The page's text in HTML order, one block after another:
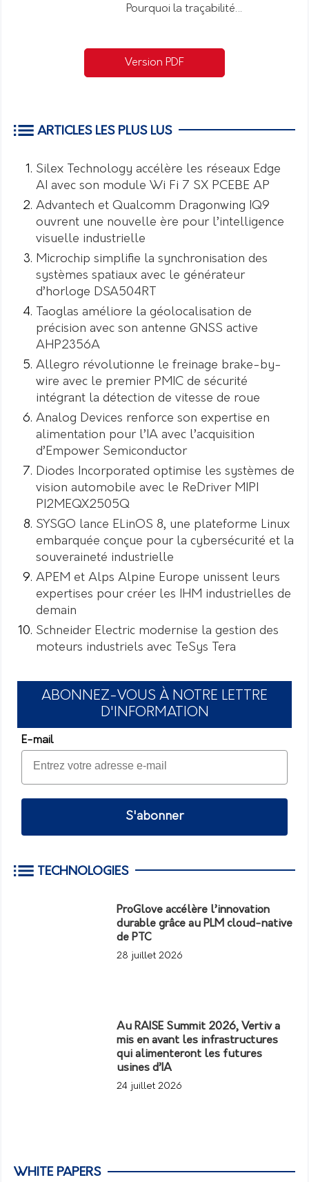
Pourquoi la traçabilité…
Version PDF
ARTICLES LES PLUS LUS
Silex Technology accélère les réseaux Edge
AI avec son module Wi Fi 7 SX PCEBE AP
Advantech et Qualcomm Dragonwing IQ9
ouvrent une nouvelle ère pour l’intelligence
visuelle industrielle
Microchip simplifie la synchronisation des
systèmes spatiaux avec le générateur
d’horloge DSA504RT
Taoglas améliore la géolocalisation de
précision avec son antenne GNSS active
AHP2356A
Allegro révolutionne le freinage brake-by-
wire avec le premier PMIC de sécurité
intégrant la détection de vitesse de roue
Analog Devices renforce son expertise en
alimentation pour l’IA avec l’acquisition
d’Empower Semiconductor
Diodes Incorporated optimise les systèmes de
vision automobile avec le ReDriver MIPI
PI2MEQX2505Q
SYSGO lance ELinOS 8, une plateforme Linux
embarquée conçue pour la cybersécurité et la
souveraineté industrielle
APEM et Alps Alpine Europe unissent leurs
expertises pour créer les IHM industrielles de
demain
Schneider Electric modernise la gestion des
moteurs industriels avec TeSys Tera
ABONNEZ-VOUS À NOTRE LETTRE
D'INFORMATION
E-mail
S'abonner
TECHNOLOGIES
ProGlove accélère l’innovation
durable grâce au PLM cloud-native
de PTC
28 juillet 2026
Au RAISE Summit 2026, Vertiv a
mis en avant les infrastructures
qui alimenteront les futures
usines d’IA
24 juillet 2026
WHITE PAPERS